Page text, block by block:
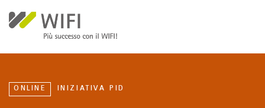
INIZIATIVA PID
ONLINE